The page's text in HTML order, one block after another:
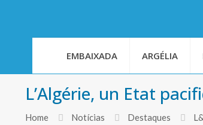
EMBAIXADA ARGÉLIA
L’Algérie, un Etat
Home Notícias Destaques